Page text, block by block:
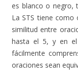
es blanco o negro,
La STS tiene
similitud entre
hasta el 5, y en el
fácilmente
oraciones sean